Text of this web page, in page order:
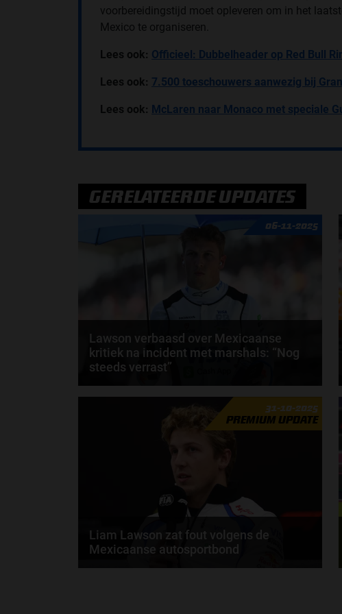
voorbereidingstijd moet opleveren om in het
Mexico te organiseren.
Lees ook: Officieel: Dubbelheader op Red Bull
Lees ook: 7.500 toeschouwers aanwezig bij
Lees ook: McLaren naar Monaco met speciale
GERELATEERDE UPDATES
06-11-2025
Lawson verbaasd over Mexicaanse
kritiek na incident met marshals: “Nog
steeds verrast”
Liam Lawson zegt nog altijd verrast te zijn over de
beschuldigingen van de Mexicaanse
31-10-2025
PREMIUM UPDATE
Liam Lawson zat fout volgens de
Mexicaanse autosportbond